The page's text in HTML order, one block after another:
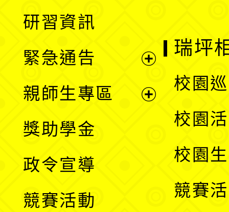
單
選
單
研習資訊
緊急通告
親師生專區
獎助學金
政令宣導
競賽活動
瑞坪
校園
校園
校園
競賽